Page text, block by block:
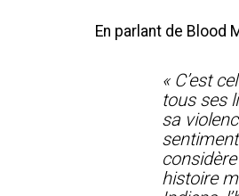
En parlant de Blood
« C’est
tous ses
sa
histoire